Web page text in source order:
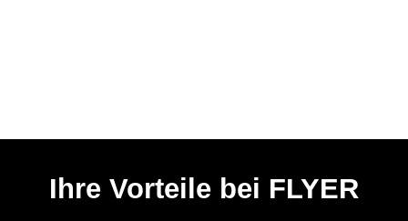
Ihre Vorteile bei FLYER